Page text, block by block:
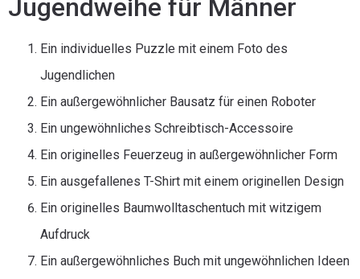
Jugendweihe für Männer
Ein individuelles Puzzle mit einem Foto des
Jugendlichen
Ein außergewöhnlicher Bausatz für einen Roboter
Ein ungewöhnliches Schreibtisch-Accessoire
Ein originelles Feuerzeug in außergewöhnlicher Form
Ein ausgefallenes T-Shirt mit einem originellen Design
Ein originelles Baumwolltaschentuch mit witzigem
Aufdruck
Ein außergewöhnliches Buch mit ungewöhnlichen Ideen